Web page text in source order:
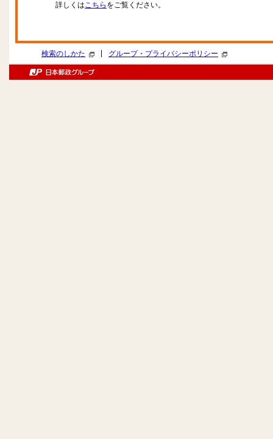
詳しくはこちら をご覧ください。
検索のしかた グループ・プライバシーポリシー